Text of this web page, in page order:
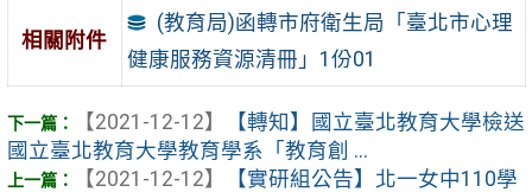
相關附件
(教育局)函轉市府衛生局「臺北市心理
健康服務資源清冊」1份01
【2021-12-12】
【轉知】國立臺北教育大學檢送
國立臺北教育大學教育學系「教育創 ...
【2021-12-12】
【實研組公告】北一女中110學